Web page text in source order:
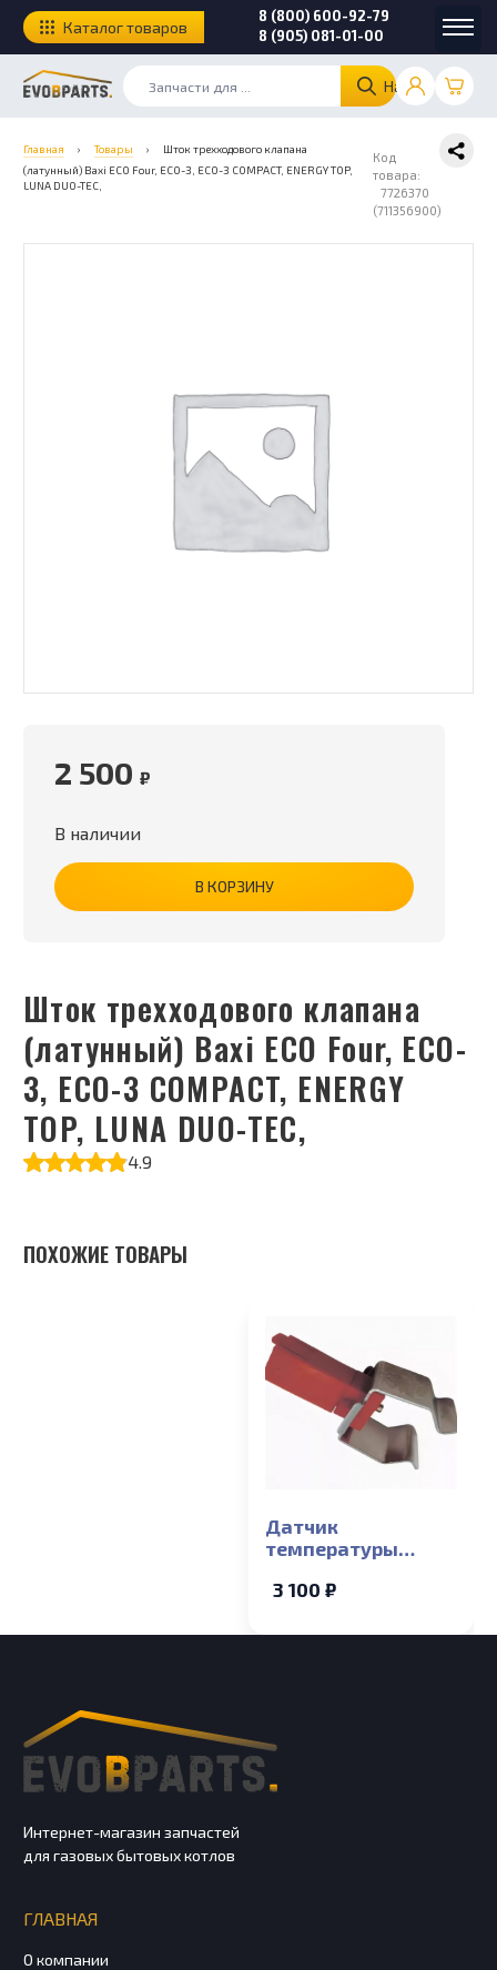
Найти
8 (800) 600-92-79
8 (905) 081-01-00
Каталог товаров
Главная › Товары ›
Шток трехходового клапана
(латунный) Baxi ECO Four, ECO-3, ECO-3 COMPACT, ENERGY TOP,
LUNA DUO-TEC,
Код
товара:
7726370
(711356900)
Шток трехходового клапана
(латунный) Baxi ECO Four, ECO-
3, ECO-3 COMPACT, ENERGY
TOP, LUNA DUO-TEC,
4.9
2 500 ₽
В наличии
В КОРЗИНУ
ПОХОЖИЕ ТОВАРЫ
Датчик
температуры
ECO Compact, ECO-5
3 100 ₽
Интернет-магазин запчастей
для газовых бытовых котлов
ГЛАВНАЯ
О компании